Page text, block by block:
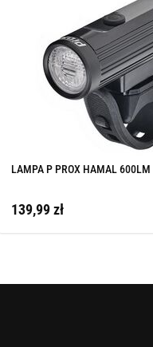
LAMPA P PROX HAMAL 600LM
139,99 zł